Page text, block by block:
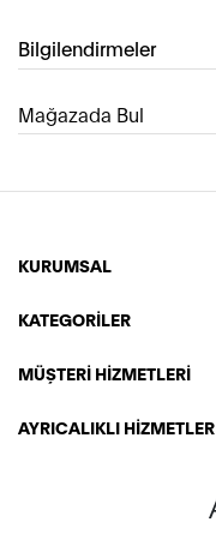
Bilgilendirmeler
Mağazada Bul
KURUMSAL
KATEGORİLER
MÜŞTERİ HİZMETLERİ
AYRICALIKLI HİZMETLER